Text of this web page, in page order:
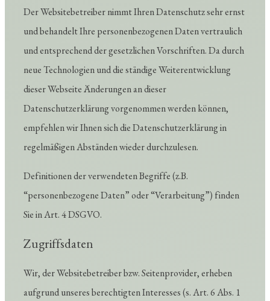
Der Websitebetreiber nimmt Ihren Datenschutz sehr ernst
und behandelt Ihre personenbezogenen Daten vertraulich
und entsprechend der gesetzlichen Vorschriften. Da durch
neue Technologien und die ständige Weiterentwicklung
dieser Webseite Änderungen an dieser
Datenschutzerklärung vorgenommen werden können,
empfehlen wir Ihnen sich die Datenschutzerklärung in
regelmäßigen Abständen wieder durchzulesen.
Definitionen der verwendeten Begriffe (z.B.
“personenbezogene Daten” oder “Verarbeitung”) finden
Sie in Art. 4 DSGVO.
Zugriffsdaten
Wir, der Websitebetreiber bzw. Seitenprovider, erheben
aufgrund unseres berechtigten Interesses (s. Art. 6 Abs. 1